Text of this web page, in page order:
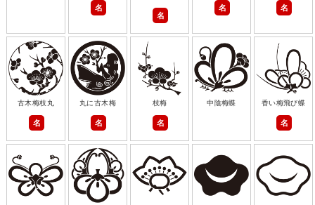
名
名
名 名
古木梅枝丸
名
丸に古木梅
名
枝梅
名
中陰梅蝶 香い梅飛び蝶
名